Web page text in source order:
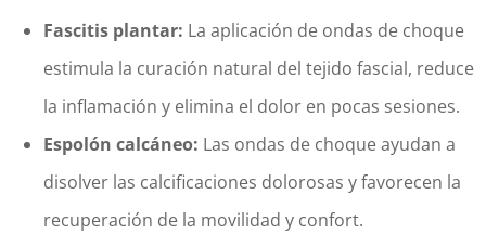
Fascitis plantar: La aplicación de ondas de choque
estimula la curación natural del tejido fascial, reduce
la inflamación y elimina el dolor en pocas sesiones.
Espolón calcáneo: Las ondas de choque ayudan a
disolver las calcificaciones dolorosas y favorecen la
recuperación de la movilidad y confort.